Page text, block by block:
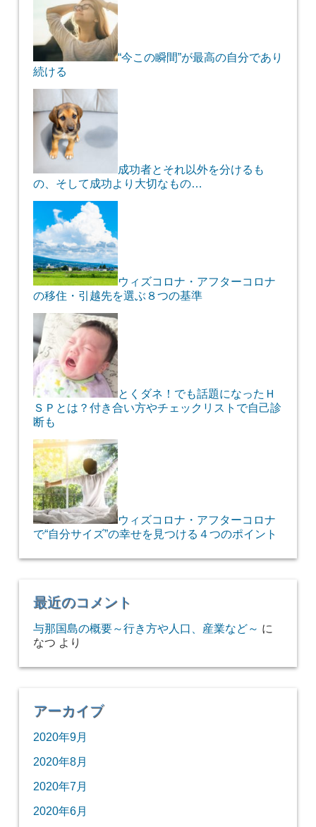
“今この瞬間”が最高の自分であり
続ける
成功者とそれ以外を分けるも
の、そして成功より大切なもの…
ウィズコロナ・アフターコロナ
の移住・引越先を選ぶ８つの基準
とくダネ！でも話題になったＨ
ＳＰとは？付き合い方やチェックリストで自己診
断も
ウィズコロナ・アフターコロナ
で“自分サイズ”の幸せを見つける４つのポイント
最近のコメント
与那国島の概要～行き方や人口、産業など～ に
なつ より
アーカイブ
2020年9月
2020年8月
2020年7月
2020年6月